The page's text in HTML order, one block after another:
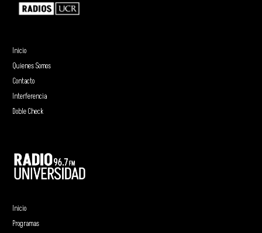
Inicio
Quienes Somos
Contacto
Interferencia
Doble Check
Inicio
Programas